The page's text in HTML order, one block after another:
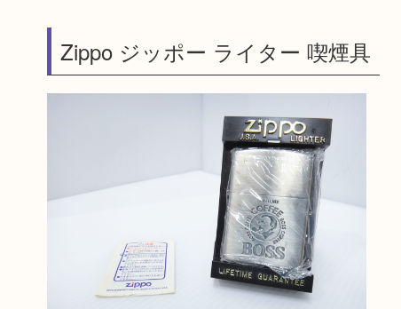
Zippo ジッポー ライター 喫煙具